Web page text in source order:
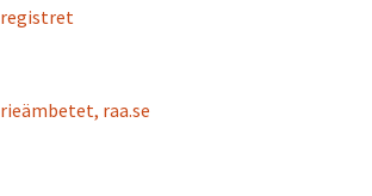
raa.se